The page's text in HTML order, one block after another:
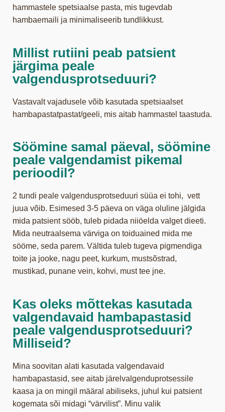
hammastele spetsiaalse pasta, mis tugevdab
hambaemaili ja minimaliseerib tundlikkust.
Millist rutiini peab patsient
järgima peale
valgendusprotseduuri?
Vastavalt vajadusele võib kasutada spetsiaalset
hambapastatpastat/geeli, mis aitab hammastel taastuda.
Söömine samal päeval, söömine
peale valgendamist pikemal
perioodil?
2 tundi peale valgendusprotseduuri süüa ei tohi, vett
juua võib. Esimesed 3-5 päeva on väga oluline jälgida
mida patsient sööb, tuleb pidada niiöelda valget dieeti.
Mida neutraalsema värviga on toiduained mida me
sööme, seda parem. Vältida tuleb tugeva pigmendiga
toite ja jooke, nagu peet, kurkum, mustsõstrad,
mustikad, punane vein, kohvi, must tee jne.
Kas oleks mõttekas kasutada
valgendavaid hambapastasid
peale valgendusprotseduuri?
Milliseid?
Mina soovitan alati kasutada valgendavaid
hambapastasid, see aitab järelvalgenduprotsessile
kaasa ja on mingil määral abiliseks, juhul kui patsient
kogemata sõi midagi “värvilist”. Minu valik